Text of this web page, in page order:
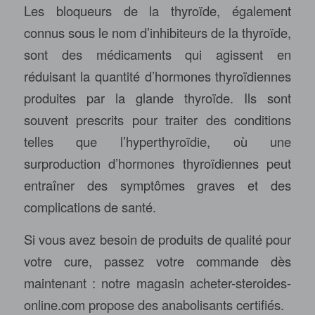
Les bloqueurs de la thyroïde, également
connus sous le nom d’inhibiteurs de la thyroïde,
sont des médicaments qui agissent en
réduisant la quantité d’hormones thyroïdiennes
produites par la glande thyroïde. Ils sont
souvent prescrits pour traiter des conditions
telles que l’hyperthyroïdie, où une
surproduction d’hormones thyroïdiennes peut
entraîner des symptômes graves et des
complications de santé.
Si vous avez besoin de produits de qualité pour
votre cure, passez votre commande dès
maintenant : notre magasin acheter-steroides-
online.com propose des anabolisants certifiés.